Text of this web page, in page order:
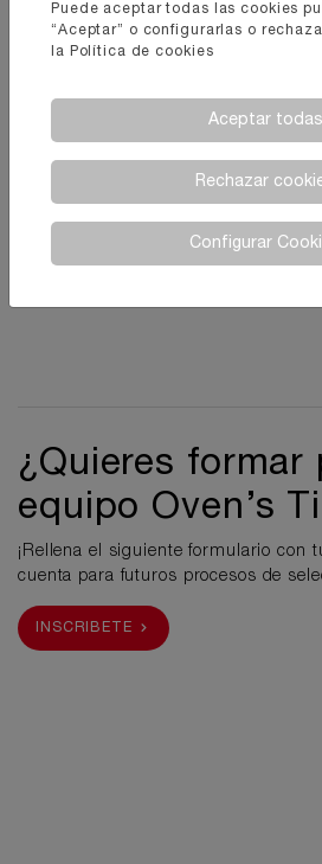
¿Quieres formar
equipo Oven’s
¡Rellena el siguiente formulario con
cuenta para futuros procesos de
INSCRIBETE
Puede aceptar todas las cookies
“Aceptar” o configurarlas o
la
Política de cookies
Aceptar todas
Rechazar
Configurar